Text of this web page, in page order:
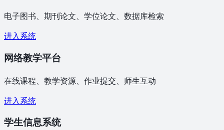
电子图书、期刊论文、学位论文、数据库检索
进入系统
网络教学平台
在线课程、教学资源、作业提交、师生互动
进入系统
学生信息系统